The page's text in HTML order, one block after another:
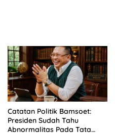
Catatan Politik Bamsoet:
Presiden Sudah Tahu
Abnormalitas Pada Tata